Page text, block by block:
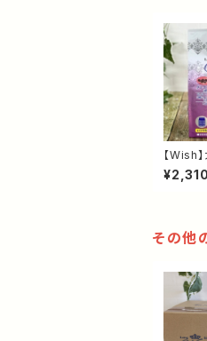
【Wish
イルド
グレイン
¥2,310
その他